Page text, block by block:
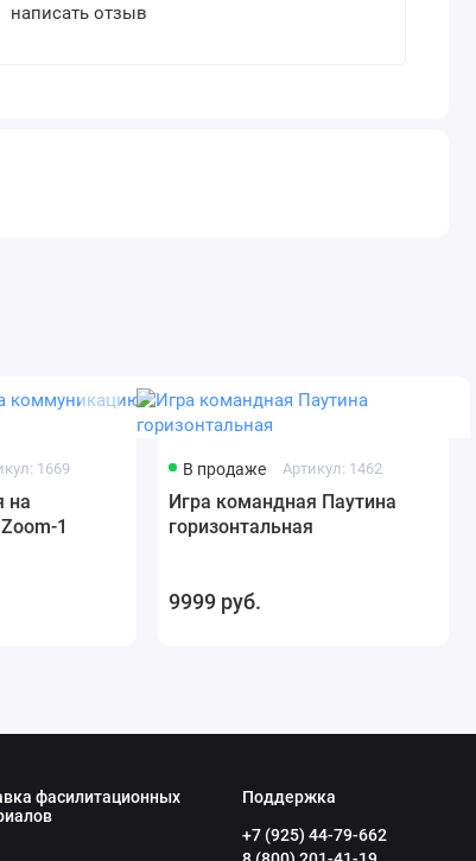
написать отзыв
1669
на
1
В продаже Артикул: 1462
Игра командная Паутина
горизонтальная
9999 руб.
фасилитационных
Поддержка
+7 (925) 44-79-662